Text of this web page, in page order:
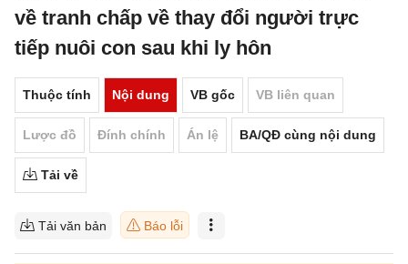
về tranh chấp về thay đổi người trực
tiếp nuôi con sau khi ly hôn
Thuộc tính Nội dung VB gốc VB liên quan
Lược đồ Đính chính Án lệ BA/QĐ cùng nội dung
Tải về
Tải văn bản Báo lỗi